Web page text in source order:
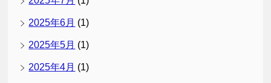
2025年6月 (1)
2025年5月 (1)
2025年4月 (1)